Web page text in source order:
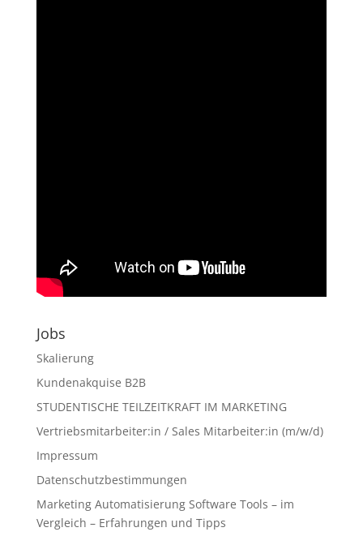
Jobs
Skalierung
Kundenakquise B2B
STUDENTISCHE TEILZEITKRAFT IM MARKETING
Vertriebsmitarbeiter:in / Sales Mitarbeiter:in (m/w/d)
Impressum
Datenschutzbestimmungen
Marketing Automatisierung Software Tools – im
Vergleich – Erfahrungen und Tipps